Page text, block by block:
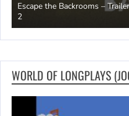
Escape the Backrooms –
2
WORLD OF LONGPLAYS